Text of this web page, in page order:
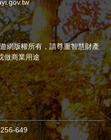
網版權所有，請尊重智慧財產
做商業用途
649